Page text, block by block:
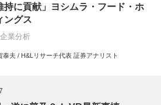
持に貢献」ヨシムラ・フード・ホ
ングス
業分析
泰夫 / H&Lリサーチ代表 証券アナリスト